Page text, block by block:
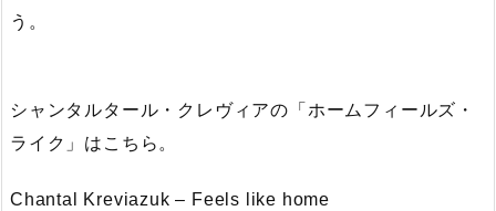
う。
シャンタルタール・クレヴィアの「ホームフィールズ・
ライク」はこちら。
Chantal Kreviazuk – Feels like home